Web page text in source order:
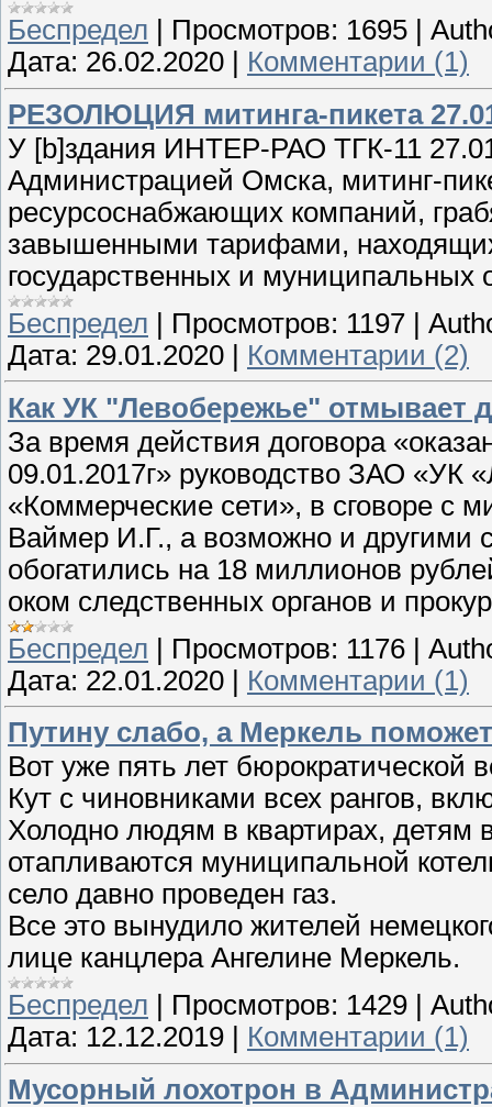
Беспредел
Просмотров: 1695
Дата: 26.02.2020
Комментарии (1)
РЕЗОЛЮЦИЯ митинга-пикета
У [b]здания ИНТЕР-РАО ТГК-11
Администрацией Омска, митинг-
ресурсоснабжающих компаний,
завышенными тарифами,
государственных и муниципальных
Беспредел
Просмотров: 1197
Дата: 29.01.2020
Комментарии (2)
Как УК "Левобережье" отмывает
За время действия договора
09.01.2017г» руководство ЗАО
«Коммерческие сети», в сговоре
Ваймер И.Г., а возможно и другими
обогатились на 18 миллионов
оком следственных органов и
Беспредел | Просмотров: 1176 |
Дата: 22.01.2020 | Комментарии (1)
Путину слабо, а Меркель
Вот уже пять лет бюрократической
Кут с чиновниками всех рангов,
Холодно людям в квартирах, детям
отапливаются муниципальной
село давно проведен газ.
Все это вынудило жителей
лице канцлера Ангелине Меркель.
Беспредел
Просмотров: 1429
Дата: 12.12.2019
Комментарии (1)
Мусорный лохотрон в